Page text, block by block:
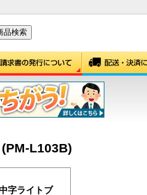
L103B)
字ライトブ